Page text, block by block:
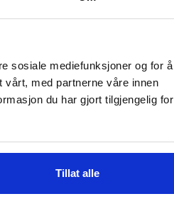
sosiale mediefunksjoner og for å
med partnerne våre innen
du har gjort tilgjengelig for
Tillat alle